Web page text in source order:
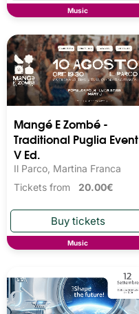
Music
Mangé E Zombé -
Traditional Puglia Event
V Ed.
Il Parco, Martina Franca
Tickets from 20.00€
Music